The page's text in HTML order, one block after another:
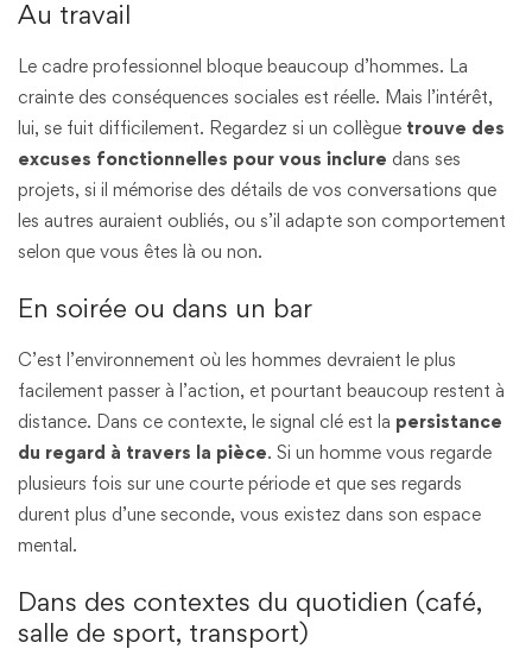
Au travail
Le cadre professionnel bloque beaucoup d’hommes. La
crainte des conséquences sociales est réelle. Mais l’intérêt,
lui, se fuit difficilement. Regardez si un collègue trouve des
excuses fonctionnelles pour vous inclure dans ses
projets, si il mémorise des détails de vos conversations que
les autres auraient oubliés, ou s’il adapte son comportement
selon que vous êtes là ou non.
En soirée ou dans un bar
C’est l’environnement où les hommes devraient le plus
facilement passer à l’action, et pourtant beaucoup restent à
distance. Dans ce contexte, le signal clé est la persistance
du regard à travers la pièce. Si un homme vous regarde
plusieurs fois sur une courte période et que ses regards
durent plus d’une seconde, vous existez dans son espace
mental.
Dans des contextes du quotidien (café,
salle de sport, transport)